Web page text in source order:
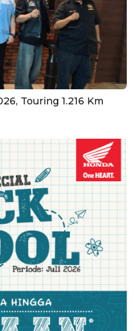
Touring 1.216 Km